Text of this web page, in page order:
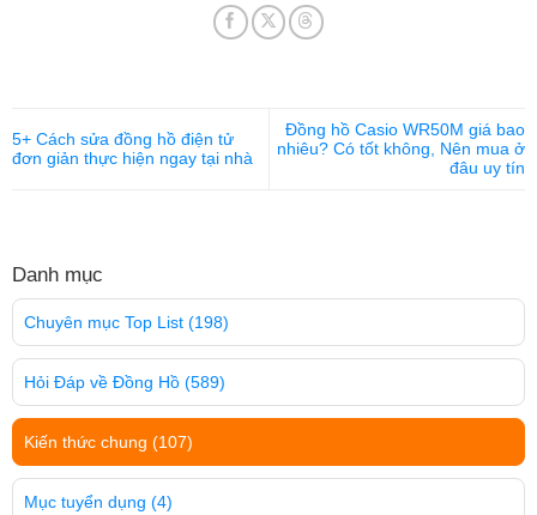
5+ Cách sửa đồng hồ điện tử
đơn giản thực hiện ngay tại nhà
Đồng hồ Casio WR50M giá bao
nhiêu? Có tốt không, Nên mua ở
đâu uy tín
Danh mục
Chuyên mục Top List (198)
Hỏi Đáp về Đồng Hồ (589)
Kiến thức chung (107)
Mục tuyển dụng (4)